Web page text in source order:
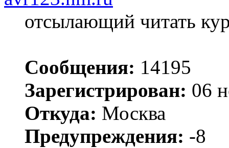
отсылающий читать
Сообщения: 14195
Зарегистрирован: 06
Откуда: Москва
Предупреждения: -8